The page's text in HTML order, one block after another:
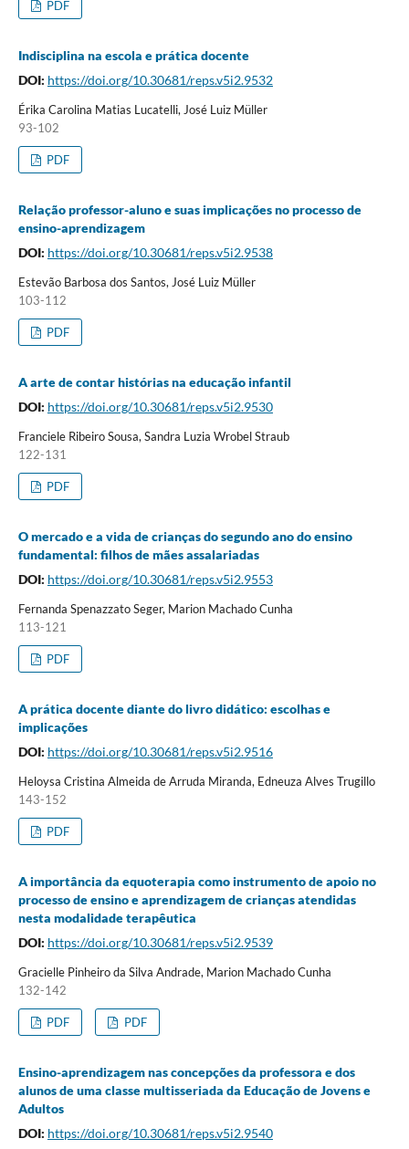
PDF
Indisciplina na escola e prática docente
DOI: https://doi.org/10.30681/reps.v5i2.9532
Érika Carolina Matias Lucatelli, José Luiz Müller
93-102
PDF
Relação professor-aluno e suas implicações no processo de
ensino-aprendizagem
DOI: https://doi.org/10.30681/reps.v5i2.9538
Estevão Barbosa dos Santos, José Luiz Müller
103-112
PDF
A arte de contar histórias na educação infantil
DOI: https://doi.org/10.30681/reps.v5i2.9530
Franciele Ribeiro Sousa, Sandra Luzia Wrobel Straub
122-131
PDF
O mercado e a vida de crianças do segundo ano do ensino
fundamental: filhos de mães assalariadas
DOI: https://doi.org/10.30681/reps.v5i2.9553
Fernanda Spenazzato Seger, Marion Machado Cunha
113-121
PDF
A prática docente diante do livro didático: escolhas e
implicações
DOI: https://doi.org/10.30681/reps.v5i2.9516
Heloysa Cristina Almeida de Arruda Miranda, Edneuza Alves Trugillo
143-152
PDF
A importância da equoterapia como instrumento de apoio no
processo de ensino e aprendizagem de crianças atendidas
nesta modalidade terapêutica
DOI: https://doi.org/10.30681/reps.v5i2.9539
Gracielle Pinheiro da Silva Andrade, Marion Machado Cunha
132-142
PDF PDF
Ensino-aprendizagem nas concepções da professora e dos
alunos de uma classe multisseriada da Educação de Jovens e
Adultos
DOI: https://doi.org/10.30681/reps.v5i2.9540